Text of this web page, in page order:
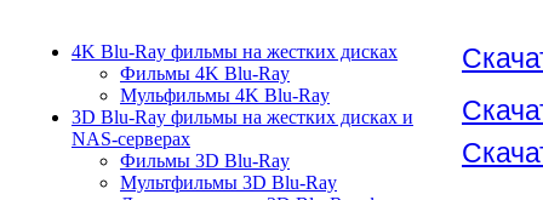
4K Blu-Ray фильмы на жестких дисках
Фильмы 4K Blu-Ray
Мульфильмы 4K Blu-Ray
3D Blu-Ray фильмы на жестких дисках и
NAS-серверах
Фильмы 3D Blu-Ray
Мультфильмы 3D Blu-Ray